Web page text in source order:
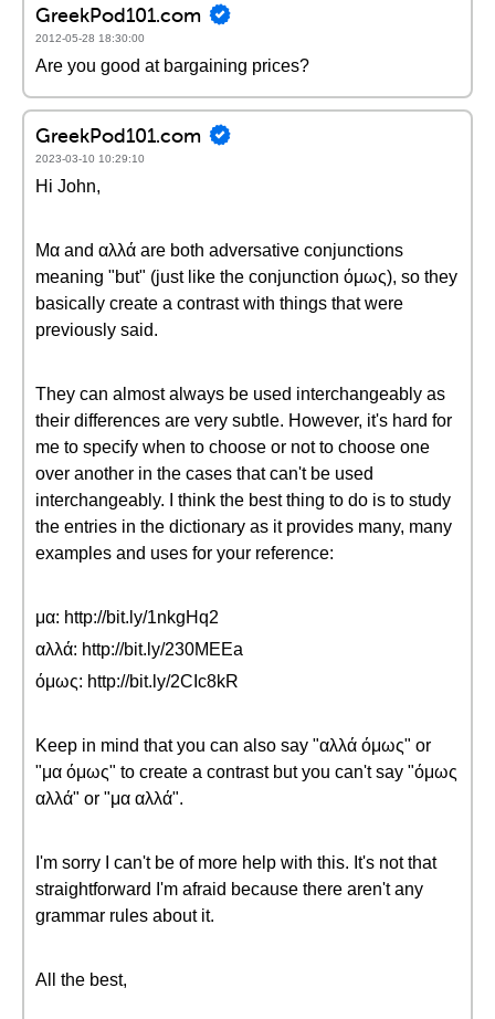
GreekPod101.com
2012-05-28 18:30:00
Are you good at bargaining prices?
GreekPod101.com
2023-03-10 10:29:10
Hi John,
Μα and αλλά are both adversative conjunctions
meaning "but" (just like the conjunction όμως), so they
basically create a contrast with things that were
previously said.
They can almost always be used interchangeably as
their differences are very subtle. However, it's hard for
me to specify when to choose or not to choose one
over another in the cases that can't be used
interchangeably. I think the best thing to do is to study
the entries in the dictionary as it provides many, many
examples and uses for your reference:
μα: http://bit.ly/1nkgHq2
αλλά: http://bit.ly/230MEEa
όμως: http://bit.ly/2CIc8kR
Keep in mind that you can also say "αλλά όμως" or
"μα όμως" to create a contrast but you can't say "όμως
αλλά" or "μα αλλά".
I'm sorry I can't be of more help with this. It's not that
straightforward I'm afraid because there aren't any
grammar rules about it.
All the best,